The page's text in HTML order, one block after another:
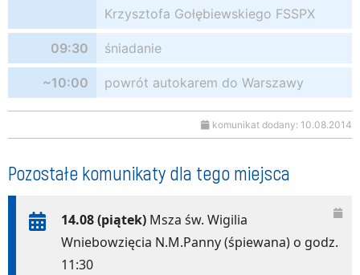
Krzysztofa Gołębiewskiego FSSPX
09:30 śniadanie
~10:00 powrót autokarem do Warszawy
komunikat dodany: 10.08.2014
Pozostałe komunikaty dla tego miejsca
14.08 (piątek)Msza św. Wigilia
Wniebowzięcia N.M.Panny (śpiewana) o godz.
11:30